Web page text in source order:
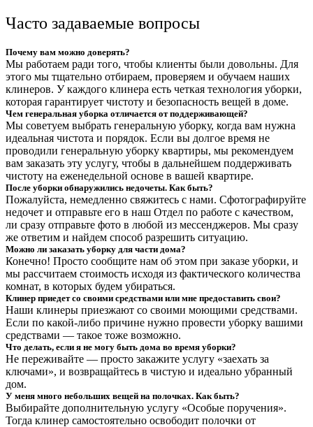
Часто задаваемые вопросы
Почему вам можно доверять?
Мы работаем ради того, чтобы клиенты были довольны. Для
этого мы тщательно отбираем, проверяем и обучаем наших
клинеров. У каждого клинера есть четкая технология уборки,
которая гарантирует чистоту и безопасность вещей в доме.
Чем генеральная уборка отличается от поддерживающей?
Мы советуем выбрать генеральную уборку, когда вам нужна
идеальная чистота и порядок. Если вы долгое время не
проводили генеральную уборку квартиры, мы рекомендуем
вам заказать эту услугу, чтобы в дальнейшем поддерживать
чистоту на еженедельной основе в вашей квартире.
После уборки обнаружились недочеты. Как быть?
Пожалуйста, немедленно свяжитесь с нами. Сфотографируйте
недочет и отправьте его в наш Отдел по работе с качеством,
ли сразу отправьте фото в любой из мессенджеров. Мы сразу
же ответим и найдем способ разрешить ситуацию.
Можно ли заказать уборку для части дома?
Конечно! Просто сообщите нам об этом при заказе уборки, и
мы рассчитаем стоимость исходя из фактического количества
комнат, в которых будем убираться.
Клинер приедет со своими средствами или мне предоставить свои?
Наши клинеры приезжают со своими моющими средствами.
Если по какой-либо причине нужно провести уборку вашими
средствами — такое тоже возможно.
Что делать, если я не могу быть дома во время уборки?
Не переживайте — просто закажите услугу «заехать за
ключами», и возвращайтесь в чистую и идеально убранный
дом.
У меня много небольших вещей на полочках. Как быть?
Выбирайте дополнительную услугу «Особые поручения».
Тогда клинер самостоятельно освободит полочки от